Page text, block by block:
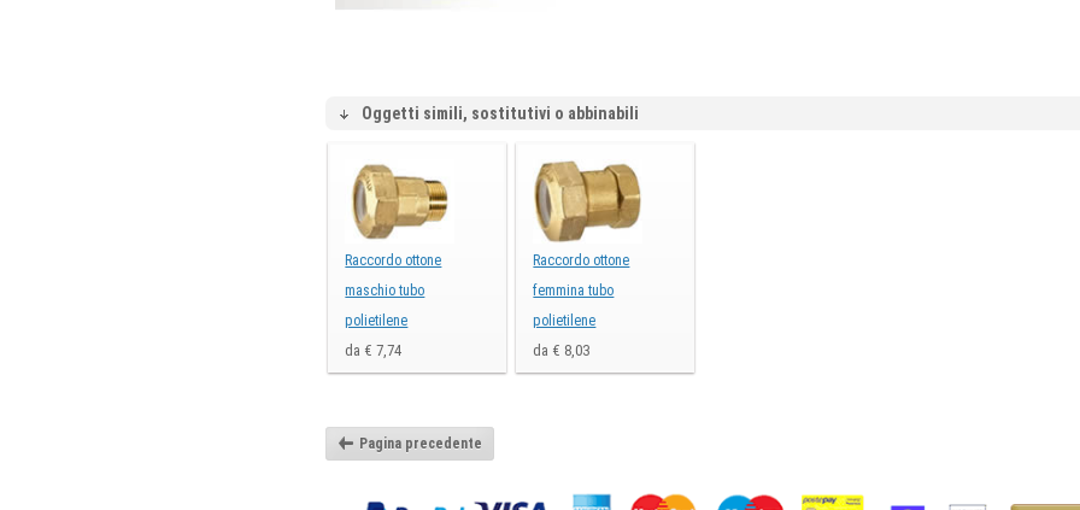
Oggetti simili, sostitutivi o abbinabili
Raccordo ottone
maschio tubo
polietilene
da € 7,74
Raccordo ottone
femmina tubo
polietilene
da € 8,03
Pagina precedente